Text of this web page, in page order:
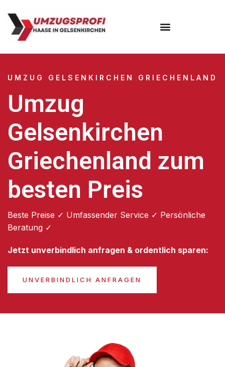
UMZUG GELSENKIRCHEN GRIECHENLAND
Umzug
Gelsenkirchen
Griechenland zum
besten Preis
Beste Preise ✓ Umfassender Service ✓ Persönliche
Beratung ✓
Jetzt unverbindlich anfragen & ordentlich sparen:
UNVERBINDLICH ANFRAGEN